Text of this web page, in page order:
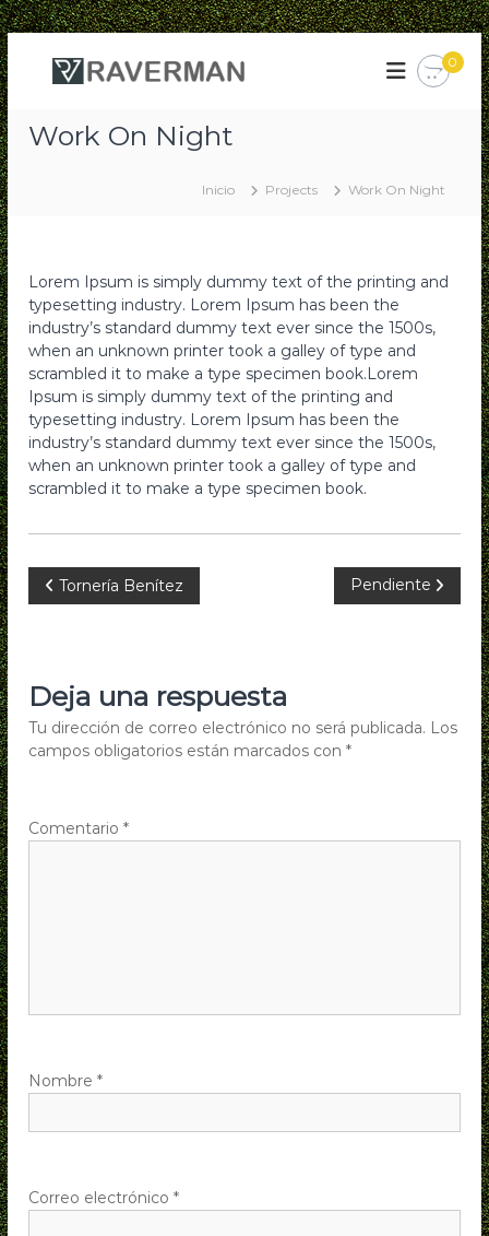
S
a
l
t
a
r
a
l
c
o
n
t
e
n
i
d
o
m
–
H
e
r
r
a
m
i
e
t
u
s
t
a
c
c
o
r
i
o
s
0
Work On Night
Inicio Projects Work On Night
Lorem Ipsum is simply dummy text of the printing and
typesetting industry. Lorem Ipsum has been the
industry’s standard dummy text ever since the 1500s,
when an unknown printer took a galley of type and
scrambled it to make a type specimen book.Lorem
Ipsum is simply dummy text of the printing and
typesetting industry. Lorem Ipsum has been the
industry’s standard dummy text ever since the 1500s,
when an unknown printer took a galley of type and
scrambled it to make a type specimen book.
N
v
e
a
d
e
e
Tornería Benítez Pendiente
Deja una respuesta
Tu dirección de correo electrónico no será publicada. Los
campos obligatorios están marcados con*
Comentario*
Nombre*
Correo electrónico*